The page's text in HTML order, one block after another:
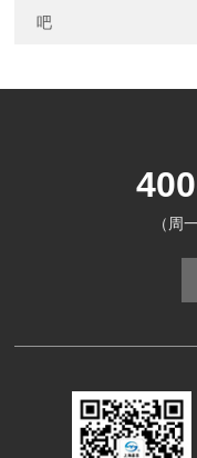
吧
（周